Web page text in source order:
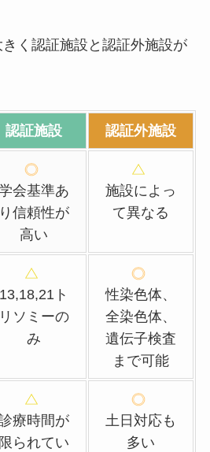
く認証施設と認証外施設が
認証施設 認証外施設
会基準あ
り信頼性が
高い
施設によっ
て異なる
13,18,21ト
リソミーの
み
性染色体、
全染色体、
遺伝子検査
まで可能
療時間が
限られてい
土日対応も
多い